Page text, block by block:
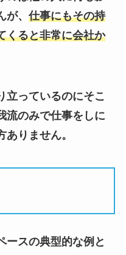
、 仕事にもその持
くると非常に会社か
っているのにそこ
流のみで仕事をしに
りません。
スの典型的な例と